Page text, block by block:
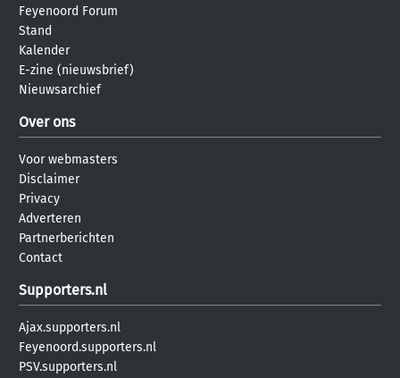
Feyenoord Forum
Stand
Kalender
E-zine (nieuwsbrief)
Nieuwsarchief
Over ons
Voor webmasters
Disclaimer
Privacy
Adverteren
Partnerberichten
Contact
Supporters.nl
Ajax.supporters.nl
Feyenoord.supporters.nl
PSV.supporters.nl